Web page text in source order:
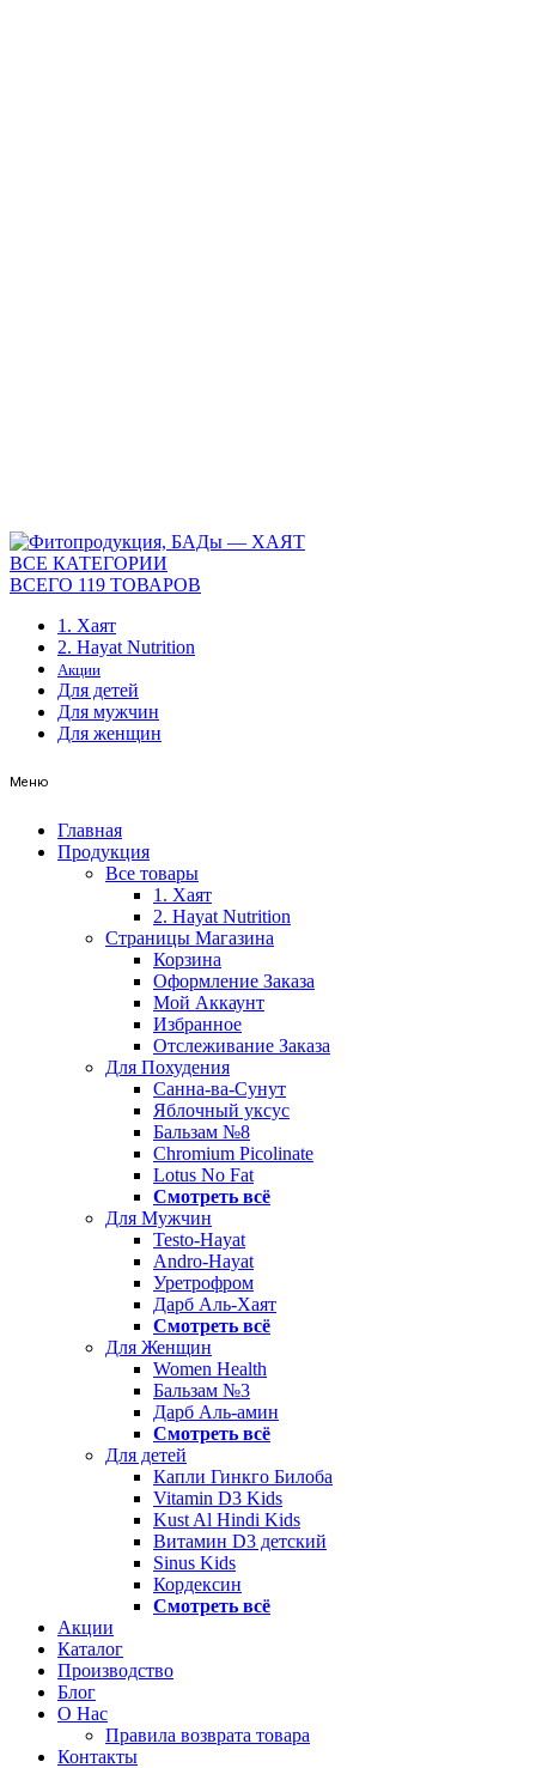
ВСЕ КАТЕГОРИИ
ВСЕГО 119 ТОВАРОВ
1. Хаят
2. Hayat Nutrition
Акции
Для детей
Для мужчин
Для женщин
Меню
Главная
Продукция
Все товары
1. Хаят
2. Hayat Nutrition
Страницы Магазина
Корзина
Оформление Заказа
Мой Аккаунт
Избранное
Отслеживание Заказа
Для Похудения
Санна-ва-Сунут
Яблочный уксус
Бальзам №8
Chromium Picolinate
Lotus No Fat
Смотреть всё
Для Мужчин
Testo-Hayat
Andro-Hayat
Уретрофром
Дарб Аль-Хаят
Смотреть всё
Для Женщин
Women Health
Бальзам №3
Дарб Аль-амин
Смотреть всё
Для детей
Капли Гинкго Билоба
Vitamin D3 Kids
Kust Al Hindi Kids
Витамин D3 детский
Sinus Kids
Кордексин
Смотреть всё
Акции
Каталог
Производство
Блог
О Нас
Правила возврата товара
Контакты